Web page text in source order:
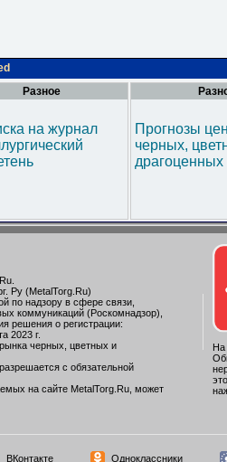
Разное
на журнал
Прогнозы
черных,
драгоценных
Ру (MetalTorg.Ru)
по надзору в сфере связи,
коммуникаций (Роскомнадзор),
решения о регистрации:
2023 г.
черных, цветных и
с обязательной
на сайте MetalTorg.Ru, может
На
ВКонтакте Одноклассники